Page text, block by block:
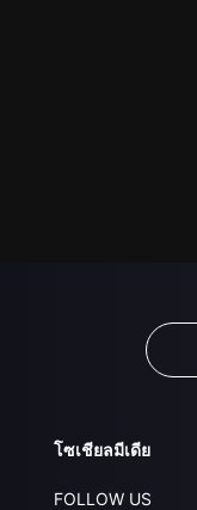
โซเชียลมีเดีย
FOLLOW US